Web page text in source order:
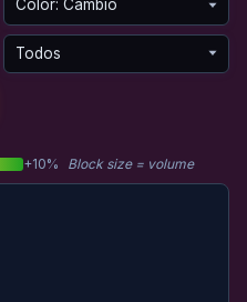
+10% Block size = volume